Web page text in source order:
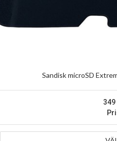
Sandisk microSD
349